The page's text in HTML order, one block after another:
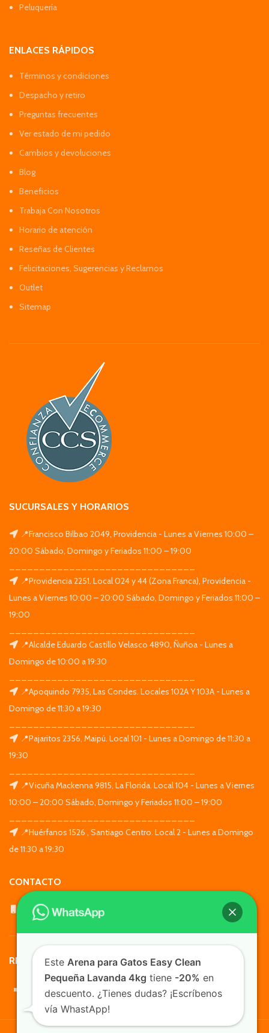
Peluquería
ENLACES RÁPIDOS
Términos y condiciones
Despacho y retiro
Preguntas frecuentes
Ver estado de mi pedido
Cambios y devoluciones
Blog
Beneficios
Trabaja Con Nosotros
Horario de atención
Reseñas de Clientes
Felicitaciones, Sugerencias y Reclamos
Outlet
Sitemap
SUCURSALES Y HORARIOS
📍Francisco Bilbao 2049, Providencia - Lunes a Viernes 10:00 –
20:00 Sábado, Domingo y Feriados 11:00 – 19:00
📍Providencia 2251. Local 024 y 44 (Zona Franca), Providencia -
Lunes a Viernes 10:00 – 20:00 Sábado, Domingo y Feriados 11:00 –
19:00
📍Alcalde Eduardo Castillo Velasco 4890, Ñuñoa - Lunes a
Domingo de 10:00 a 19:30
📍Apoquindo 7935, Las Condes. Locales 102A Y 103A - Lunes a
Domingo de 11:30 a 19:30
📍Pajaritos 2356, Maipú. Local 101 - Lunes a Domingo de 11:30 a
19:30
📍Vicuña Mackenna 9815, La Florida. Local 104 - Lunes a Viernes
10:00 – 20:00 Sábado, Domingo y Feriados 11:00 – 19:00
📍Huérfanos 1526 , Santiago Centro. Local 2 - Lunes a Domingo
de 11:30 a 19:30
CONTACTO
WhatsApp: +569 7564 4676
REDES SOCIALES
TusMascotas.cl
Este Arena para Gatos Easy Clean
Pequeña Lavanda 4kg tiene -20% en
descuento. ¿Tienes dudas? ¡Escríbenos
vía WhastApp!